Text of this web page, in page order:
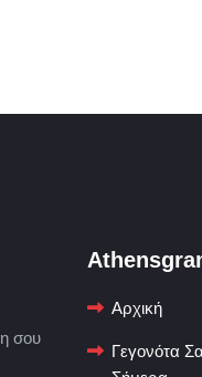
σου
Αρχική
Γεγονότα